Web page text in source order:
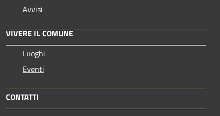
Avvisi
VIVERE IL COMUNE
Luoghi
Eventi
CONTATTI